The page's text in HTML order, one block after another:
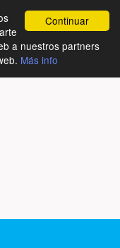
Continuar
a nuestros partners
Más info